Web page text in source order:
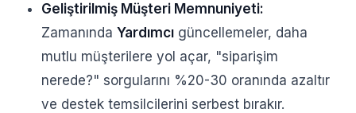
Geliştirilmiş Müşteri Memnuniyeti:
Zamanında Yardımcı güncellemeler, daha
mutlu müşterilere yol açar, "siparişim
nerede?" sorgularını %20-30 oranında azaltır
ve destek temsilcilerini serbest bırakır.